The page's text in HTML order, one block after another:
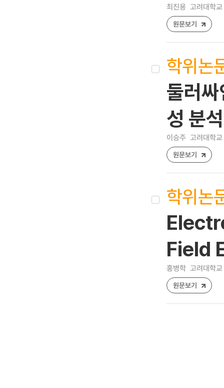
최진용 고려대학
원문보기
학위논
둘러
성 분
이승주 고려대학
원문보기
학위논
Field
홍병학 고려대학
원문보기